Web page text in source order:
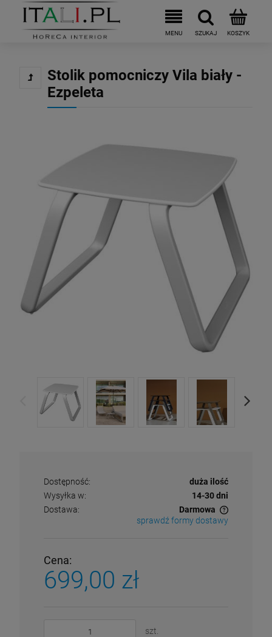
Stolik pomocniczy Vila biały -
Ezpeleta
Dostępność:
duża ilość
Wysyłka w:
14-30 dni
Dostawa:
Darmowa
Cena nie zawiera ewentualnych kosztów płatności
sprawdź formy dostawy
Cena:
699,00 zł
szt.